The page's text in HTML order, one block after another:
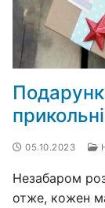
прикольні
05.10.2023
Незабаром
отже, кожен